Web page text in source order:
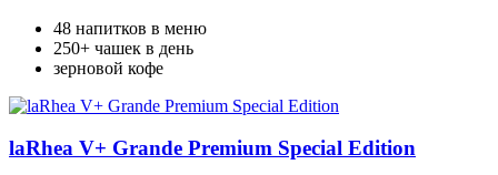
48 напитков в меню
250+ чашек в день
зерновой кофе
laRhea V+ Grande Premium Special Edition